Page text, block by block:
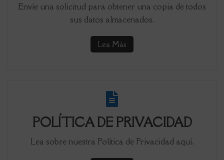
Envíe una solicitud para obtener una copia de todos
sus datos almacenados.
Lea Más
POLÍTICA DE PRIVACIDAD
Lea sobre nuestra Política de Privacidad aquí.